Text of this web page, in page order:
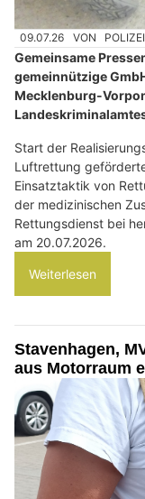
09.07.26 VON
Gemeinsame
gemeinnützige
Mecklenburg-
Start der
Luftrettung
Einsatztaktik von
der medizinischen
Rettungsdienst bei
am 20.07.2026.
Weiterlesen
Stavenhagen,
aus Motorraum